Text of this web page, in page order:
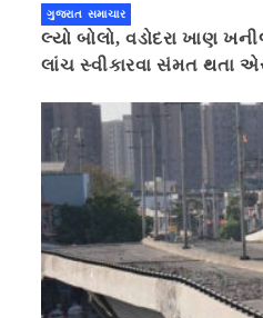
ગુજરાત સમાચાર
લ્યો બોલો, વડોદરા ખાણ
લાંચ સ્વીકારવા સંમત થતા